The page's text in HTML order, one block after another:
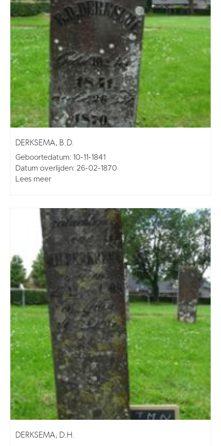
DERKSEMA, B.D.
Geboortedatum: 10-11-1841
Datum overlijden: 26-02-1870
Lees meer
DERKSEMA, D.H.